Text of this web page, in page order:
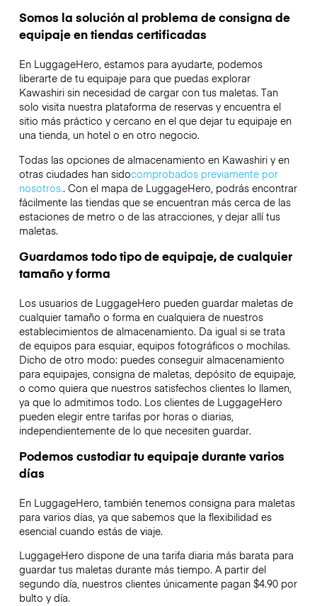
Somos la solución al problema de consigna de
equipaje en tiendas certificadas
En LuggageHero, estamos para ayudarte, podemos
liberarte de tu equipaje para que puedas explorar
Kawashiri sin necesidad de cargar con tus maletas. Tan
solo visita nuestra plataforma de reservas y encuentra el
sitio más práctico y cercano en el que dejar tu equipaje en
una tienda, un hotel o en otro negocio.
Todas las opciones de almacenamiento en Kawashiri y en
otras ciudades han sidocomprobados previamente por
nosotros.. Con el mapa de LuggageHero, podrás encontrar
fácilmente las tiendas que se encuentran más cerca de las
estaciones de metro o de las atracciones, y dejar allí tus
maletas.
Guardamos todo tipo de equipaje, de cualquier
tamaño y forma
Los usuarios de LuggageHero pueden guardar maletas de
cualquier tamaño o forma en cualquiera de nuestros
establecimientos de almacenamiento. Da igual si se trata
de equipos para esquiar, equipos fotográficos o mochilas.
Dicho de otro modo: puedes conseguir almacenamiento
para equipajes, consigna de maletas, depósito de equipaje,
o como quiera que nuestros satisfechos clientes lo llamen,
ya que lo admitimos todo. Los clientes de LuggageHero
pueden elegir entre tarifas por horas o diarias,
independientemente de lo que necesiten guardar.
Podemos custodiar tu equipaje durante varios
días
En LuggageHero, también tenemos consigna para maletas
para varios días, ya que sabemos que la flexibilidad es
esencial cuando estás de viaje.
LuggageHero dispone de una tarifa diaria más barata para
guardar tus maletas durante más tiempo. A partir del
segundo día, nuestros clientes únicamente pagan $4.90 por
bulto y día.